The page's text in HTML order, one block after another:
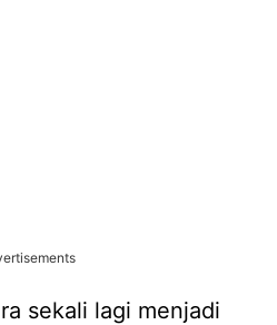
sekali lagi menjadi